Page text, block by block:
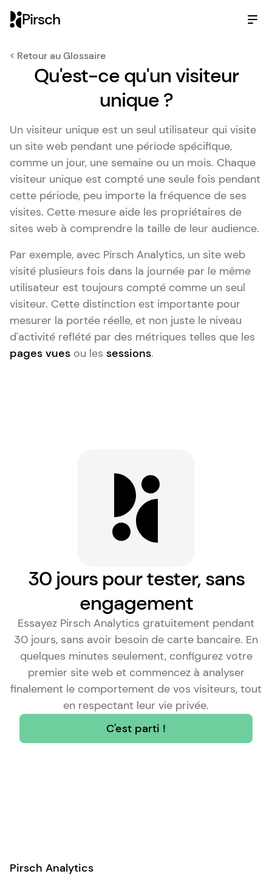
Pirsch
< Retour au Glossaire
Qu'est-ce qu'un visiteur
unique ?
Un visiteur unique est un seul utilisateur qui visite
un site web pendant une période spécifique,
comme un jour, une semaine ou un mois. Chaque
visiteur unique est compté une seule fois pendant
cette période, peu importe la fréquence de ses
visites. Cette mesure aide les propriétaires de
sites web à comprendre la taille de leur audience.
Par exemple, avec Pirsch Analytics, un site web
visité plusieurs fois dans la journée par le même
utilisateur est toujours compté comme un seul
visiteur. Cette distinction est importante pour
mesurer la portée réelle, et non juste le niveau
d'activité reflété par des métriques telles que les
pages vues ou les sessions.
30 jours pour tester, sans
engagement
Essayez Pirsch Analytics gratuitement pendant
30 jours, sans avoir besoin de carte bancaire. En
quelques minutes seulement, configurez votre
premier site web et commencez à analyser
finalement le comportement de vos visiteurs, tout
en respectant leur vie privée.
C'est parti !
Pirsch Analytics